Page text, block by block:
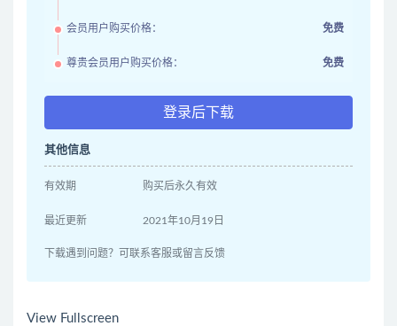
会员用户购买价格： 免费
尊贵会员用户购买价格： 免费
登录后下载
其他信息
有效期 购买后永久有效
最近更新 2021年10月19日
下载遇到问题？可联系客服或留言反馈
View Fullscreen